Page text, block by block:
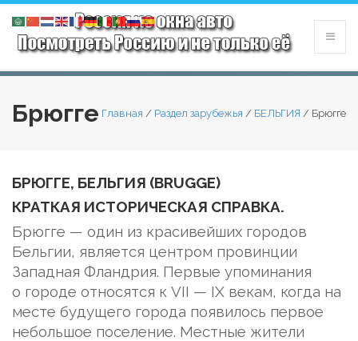
Брюгге Главная / Раздел зарубежья / БЕЛЬГИЯ / Брюгге
БРЮГГЕ, БЕЛЬГИЯ (BRUGGE)
КРАТКАЯ ИСТОРИЧЕСКАЯ СПРАВКА.
Брюгге — один из красивейших городов
Бельгии, является центром провинции
Западная Фландрия. Первые упоминания
о городе относятся к VII — IX векам, когда на
месте будущего города появилось первое
небольшое поселение. Местные жители